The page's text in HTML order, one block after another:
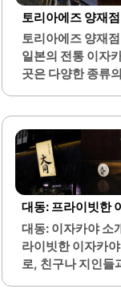
이트 장소로 적합
곳은 미리 예약을
답게 세팅되어 제
만족감을 줍니다.
기가..
토리아에즈 양재
토리아에즈 양재
일본의 전통 이자
곳은 다양한 종류
은 아늑하고 편안
려 있어 날씨 좋은
다. 또한, 사장님
인상을 남깁니다.
하기에도 적합하
에 좋습니다.매장
에 알맞습니다. 화
위생적인 환경을
트되어, 매번 새로
이자카야 특유의..
대동: 프라이빗한
대동: 이자카야 소
라이빗한 이자카
로, 친구나 지인들